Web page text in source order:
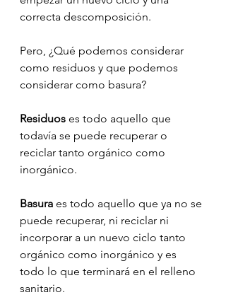
correcta descomposición.
Pero, ¿Qué podemos considerar
como residuos y que podemos
considerar como basura?
Residuos es todo aquello que
todavía se puede recuperar o
reciclar tanto orgánico como
inorgánico.
Basura es todo aquello que ya no se
puede recuperar, ni reciclar ni
incorporar a un nuevo ciclo tanto
orgánico como inorgánico y es
todo lo que terminará en el relleno
sanitario.